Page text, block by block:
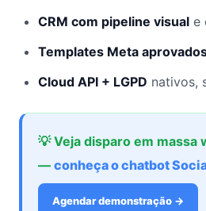
CRM com pipeline visual e
Templates Meta
Cloud API + LGPD nativos,
💡 Veja disparo em massa
— conheça o chatbot
Agendar demonstração →